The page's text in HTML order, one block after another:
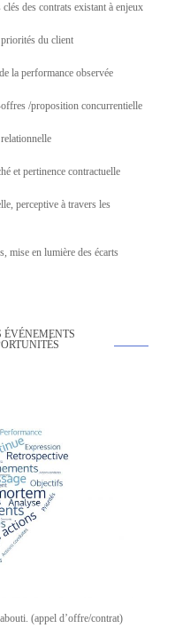
des contrats existant à enjeux
du client
la performance observée
/proposition concurrentielle
et pertinence contractuelle
perceptive à travers les
mise en lumière des écarts
ÉVÉNEMENTS
(appel d’offre/contrat)